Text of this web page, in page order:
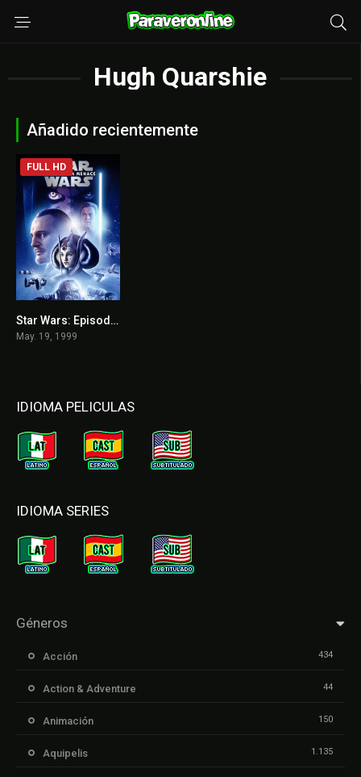
Hugh Quarshie
Añadido recientemente
6.5
FULL HD
Star Wars: Episodio I – La amenaza fantasma
May. 19, 1999
IDIOMA PELICULAS
IDIOMA SERIES
Géneros
Acción 434
Action & Adventure 44
Animación 150
Aquipelis 1.135